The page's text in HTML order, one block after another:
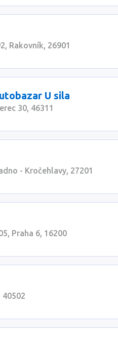
Rakovník, 26901
U sila
30, 46311
- Kročehlavy, 27201
Praha 6, 16200
40502